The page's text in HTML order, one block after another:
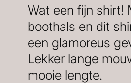
Wat een fijn shirt!
boothals en dit
een glamoreus
Lekker lange
mooie lengte.